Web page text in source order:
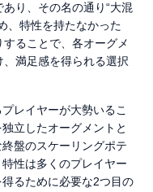
り、その名の通り“大混
、特性を持たなかった
ることで、各オーグメ
満足感を得られる選択
レイヤーが大勢いるこ
立したオーグメントと
盤のスケーリングポテ
性は多くのプレイヤー
るために必要な2つ目の